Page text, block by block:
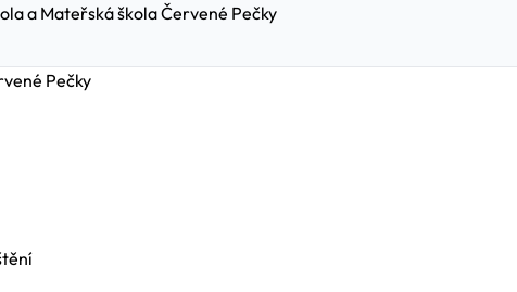
a Mateřská škola Červené Pečky
Pečky